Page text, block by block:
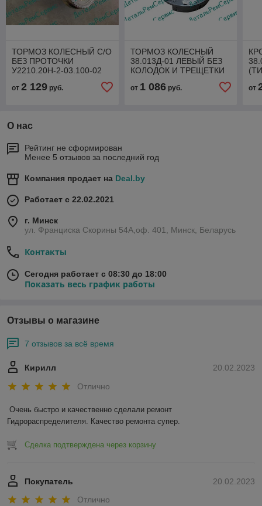
ТОРМОЗ КОЛЕСНЫЙ С/О
БЕЗ ПРОТОЧКИ
У2210.20Н-2-03.100-02
от 2 129 руб.
ТОРМОЗ КОЛЕСНЫЙ
38.013Д-01 ЛЕВЫЙ БЕЗ
КОЛОДОК И ТРЕЩЕТКИ
от 1 086руб. от
О нас
Рейтинг не сформирован
Менее 5 отзывов за последний год
Компания продает на Deal.by
Работает с 22.02.2021
г. Минск
ул. Франциска Скорины 54А,оф. 401, Минск, Беларусь
Контакты
Сегодня работает с 08:30 до 18:00
Показать весь график работы
Отзывы о магазине
7 отзывов за всё время
20.02.2023
Кирилл
Отлично
Очень быстро и качественно сделали ремонт
Гидрораспределителя. Качество ремонта супер.
Сделка подтверждена через корзину
20.02.2023
Покупатель
Отлично